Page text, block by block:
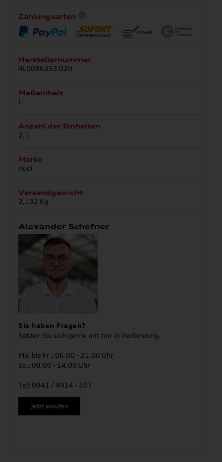
Zahlungsarten
Herstellernummer
4L0096353 020
Maßeinheit
L
Anzahl der Einheiten
2,1
Marke
Audi
Versandgewicht
2,132 Kg
Alexander Schefner
Sie haben Fragen?
Setzen Sie sich gerne mit mir in Verbindung.
Mo. bis Fr.: 06.00 - 21.00 Uhr
Sa.: 08.00 - 14.00 Uhr
Tel: 0841 / 4914 - 307
Jetzt anrufen